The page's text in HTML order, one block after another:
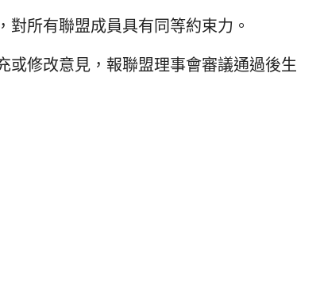
所有聯盟成員具有同等約束力。
或修改意見，報聯盟理事會審議通過後生